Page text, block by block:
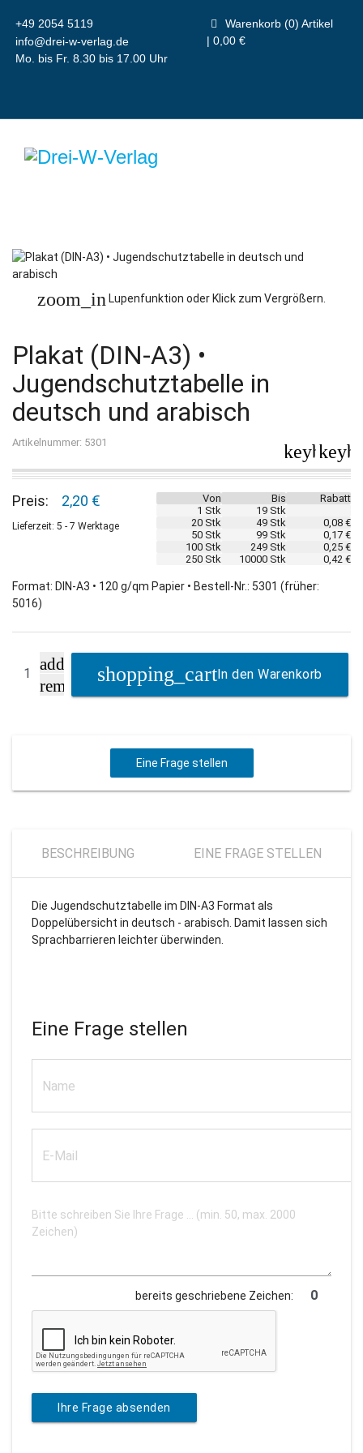
+49 2054 5119
info@drei-w-verlag.de
Mo. bis Fr. 8.30 bis 17.00 Uhr
Warenkorb (0) Artikel
| 0,00 €
zoom_in Lupenfunktion oder Klick zum Vergrößern.
Plakat (DIN-A3) •
Jugendschutztabelle in
deutsch und arabisch
Artikelnummer: 5301
Von Bis
Rabatt
1 Stk
19 Stk
20 Stk
49 Stk
0,08 €
50 Stk
99 Stk
0,17 €
100 Stk
249 Stk
0,25 €
250 Stk
10000 Stk 0,42 €
Preis: 2,20 €
Lieferzeit: 5 - 7 Werktage
Format: DIN-A3 • 120 g/qm Papier • Bestell-Nr.: 5301 (früher:
5016)
add
remove
In den Warenkorb
Eine Frage stellen
BESCHREIBUNG EINE FRAGE STELLEN
Die Jugendschutztabelle im DIN-A3 Format als
Doppelübersicht in deutsch - arabisch. Damit lassen sich
Sprachbarrieren leichter überwinden.
Eine Frage stellen
bereits geschriebene Zeichen:
Ihre Frage absenden